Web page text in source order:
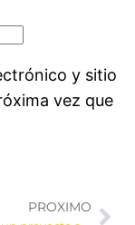
y sitio
vez que
PROXIMO